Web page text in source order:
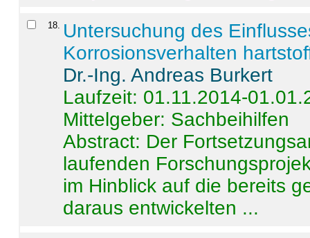
18
Untersuchung des
Korrosionsverhalten
Dr.-Ing. Andreas Burkert
Laufzeit: 01.11.2014-
Mittelgeber: Sachbeihilfen
Abstract: Der
laufenden
im Hinblick auf die bereits
daraus entwickelten ...